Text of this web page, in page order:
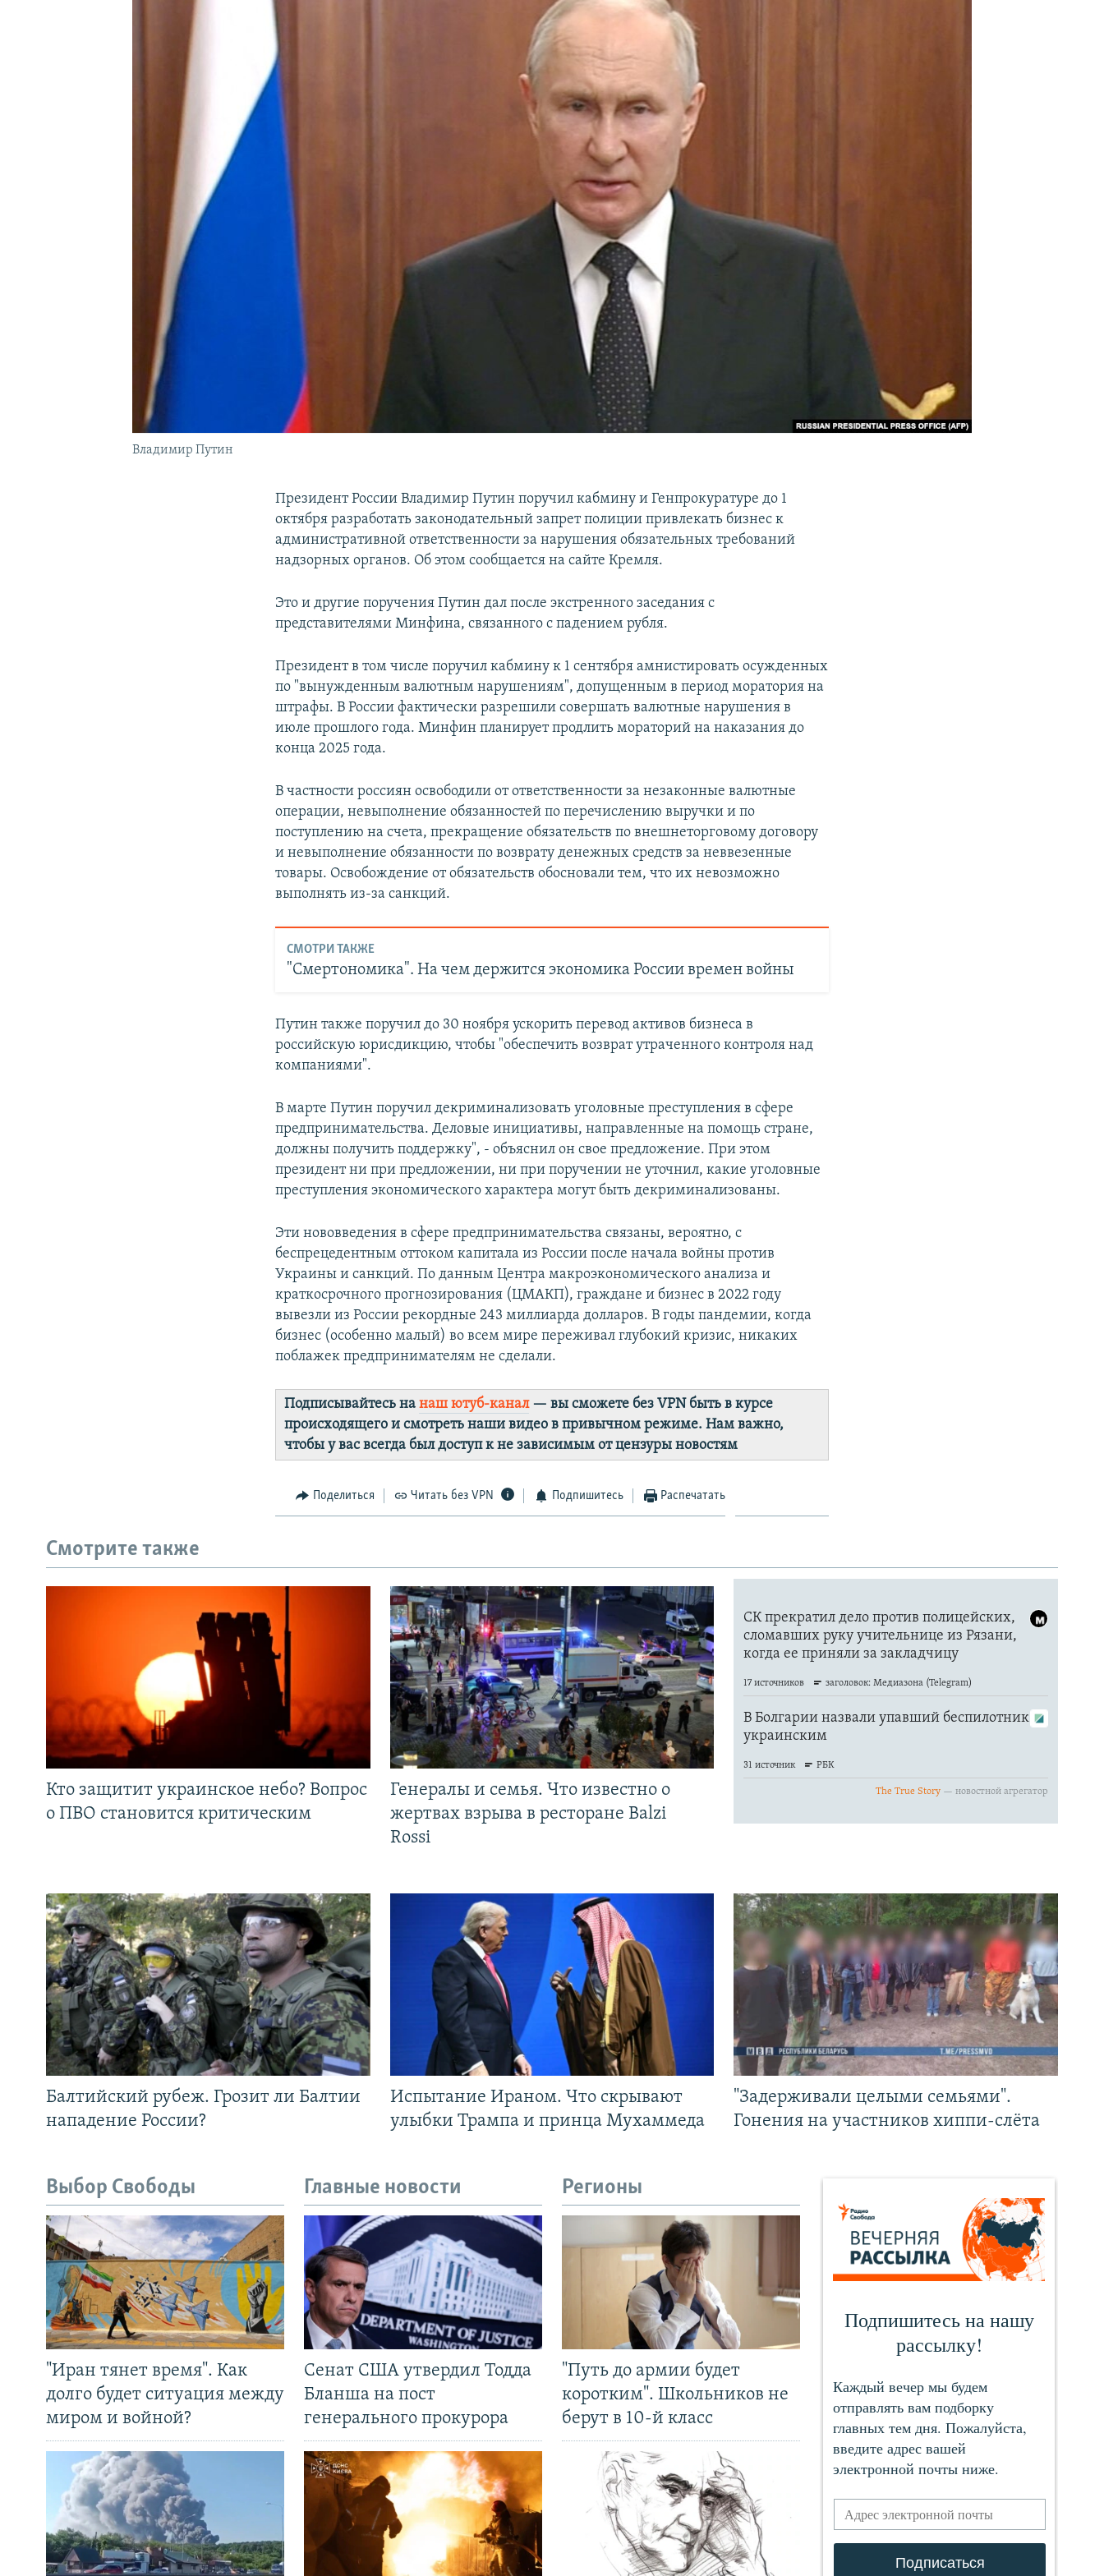
ПОДПИШИТЕСЬ НА РАССЫЛКУ
Владимир Путин
Президент России Владимир Путин поручил кабмину и Генпрокуратуре до 1
октября разработать законодательный запрет полиции привлекать бизнес к
административной ответственности за нарушения обязательных требований
надзорных органов. Об этом сообщается на сайте Кремля.
Это и другие поручения Путин дал после экстренного заседания с
представителями Минфина, связанного с падением рубля.
Президент в том числе поручил кабмину к 1 сентября амнистировать осужденных
по "вынужденным валютным нарушениям", допущенным в период моратория на
штрафы. В России фактически разрешили совершать валютные нарушения в
июле прошлого года. Минфин планирует продлить мораторий на наказания до
конца 2025 года.
В частности россиян освободили от ответственности за незаконные валютные
операции, невыполнение обязанностей по перечислению выручки и по
поступлению на счета, прекращение обязательств по внешнеторговому договору
и невыполнение обязанности по возврату денежных средств за неввезенные
товары. Освобождение от обязательств обосновали тем, что их невозможно
выполнять из-за санкций.
СМОТРИ ТАКЖЕ
"Смертономика". На чем держится экономика России времен войны
Путин также поручил до 30 ноября ускорить перевод активов бизнеса в
российскую юрисдикцию, чтобы "обеспечить возврат утраченного контроля над
компаниями".
В марте Путин поручил декриминализовать уголовные преступления в сфере
предпринимательства. Деловые инициативы, направленные на помощь стране,
должны получить поддержку", - объяснил он свое предложение. При этом
президент ни при предложении, ни при поручении не уточнил, какие уголовные
преступления экономического характера могут быть декриминализованы.
Эти нововведения в сфере предпринимательства связаны, вероятно, с
беспрецедентным оттоком капитала из России после начала войны против
Украины и санкций. По данным Центра макроэкономического анализа и
краткосрочного прогнозирования (ЦМАКП), граждане и бизнес в 2022 году
вывезли из России рекордные 243 миллиарда долларов. В годы пандемии, когда
бизнес (особенно малый) во всем мире переживал глубокий кризис, никаких
поблажек предпринимателям не сделали.
Подписывайтесь нанаш ютуб-канал— вы сможете без VPN быть в курсе
происходящего и смотреть наши видео в привычном режиме. Нам важно,
чтобы у вас всегда был доступ к не зависимым от цензуры новостям
Поделиться Читать без VPN Подпишитесь Распечатать
Смотрите также
Кто защитит украинское небо? Вопрос
о ПВО становится критическим
Генералы и семья. Что известно о
жертвах взрыва в ресторане Balzi
Rossi
Балтийский рубеж. Грозит ли Балтии
нападение России?
Испытание Ираном. Что скрывают
улыбки Трампа и принца Мухаммеда
"Задерживали целыми семьями".
Гонения на участников хиппи-слёта
Выбор Свободы
"Иран тянет время". Как
долго будет ситуация между
миром и войной?
Главные новости
Сенат США утвердил Тодда
Бланша на пост
генерального прокурора
Регионы
"Путь до армии будет
коротким". Школьников не
берут в 10-й класс